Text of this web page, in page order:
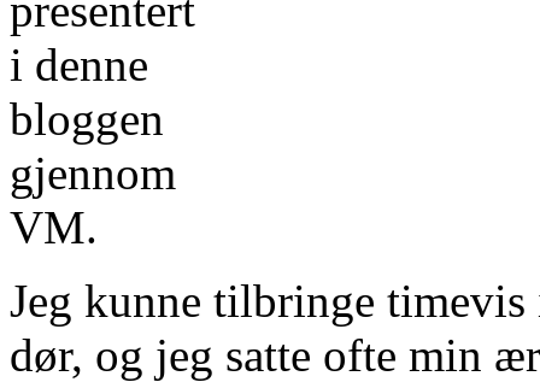
i denne
bloggen
gjennom
VM.
Jeg kunne tilbringe
dør, og jeg satte ofte min